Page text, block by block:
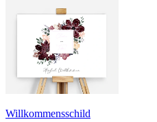
Willkommensschild